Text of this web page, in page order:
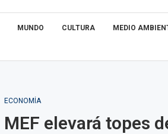
MUNDO CULTURA MEDIO
ECONOMÍA
MEF elevará topes